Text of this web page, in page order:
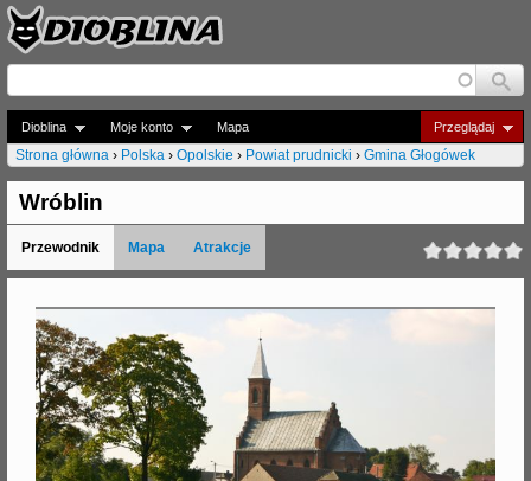
Jump to navigation
Dioblina Moje konto Przeglądaj
Mapa
J
e
s
Strona główna › Polska › Opolskie › Powiat prudnicki › Gmina Głogówek
Wróblin
Przewodnik Mapa Atrakcje